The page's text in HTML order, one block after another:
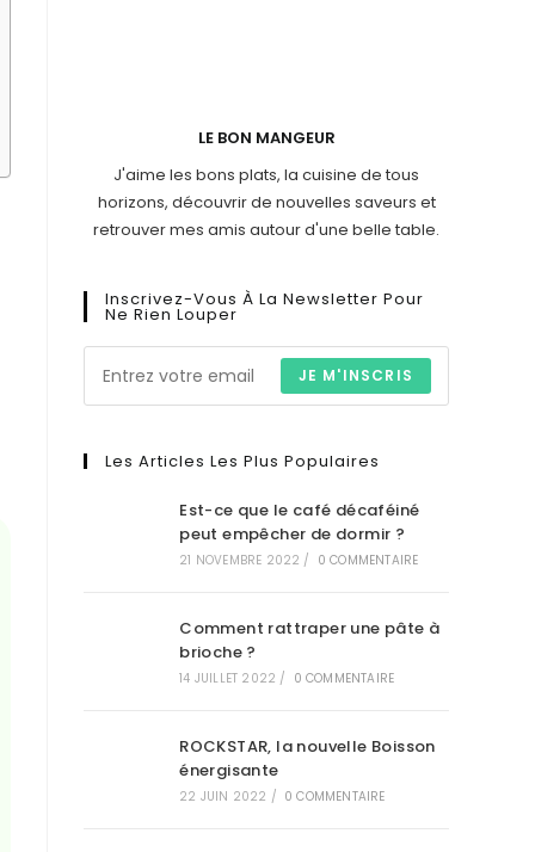
LE BON MANGEUR
J'aime les bons plats, la cuisine de tous
horizons, découvrir de nouvelles saveurs et
retrouver mes amis autour d'une belle table.
Inscrivez-Vous À La Newsletter Pour
Ne Rien Louper
JE M'INSCRIS
Les Articles Les Plus Populaires
Est-ce que le café décaféiné
peut empêcher de dormir ?
21 NOVEMBRE 2022 / 0 COMMENTAIRE
Comment rattraper une pâte à
brioche ?
14 JUILLET 2022 / 0 COMMENTAIRE
ROCKSTAR, la nouvelle Boisson
énergisante
22 JUIN 2022 / 0 COMMENTAIRE